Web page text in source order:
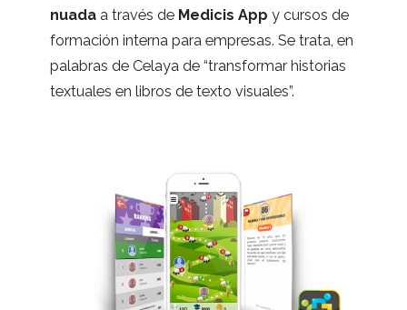
nuadaa tra­vés de Medi­cis App y cur­sos de
for­ma­ción interna para empre­sas. Se trata, en
pala­bras de Celaya de “trans­for­mar his­to­rias
tex­tua­les en libros de texto visuales”.